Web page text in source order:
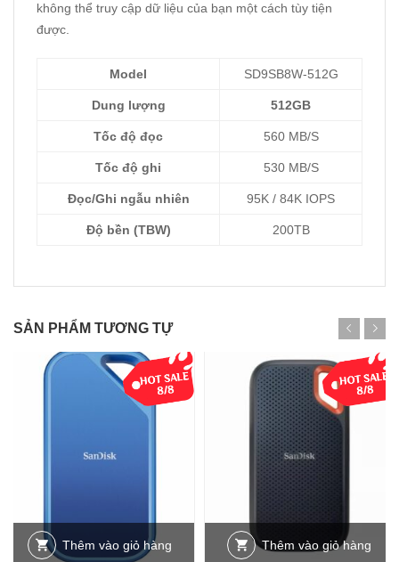
không thể truy cập dữ liệu của bạn một cách tùy tiện
được.
Model SD9SB8W-512G
Dung lượng 512GB
Tốc độ đọc 560 MB/S
Tốc độ ghi 530 MB/S
Đọc/Ghi ngẫu nhiên 95K / 84K IOPS
Độ bền (TBW) 200TB
SẢN PHẨM TƯƠNG TỰ
Thêm vào giỏ hàng Thêm vào giỏ hàng